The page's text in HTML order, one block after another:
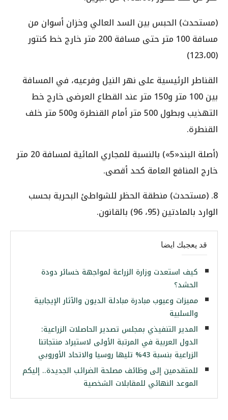
(مستحدث) الحبس بين السد العالي وخزان أسوان من
مسافة 100 متر حتى مسافة 200 متر خارج خط كنتور
(123،00)
القناطر الرئيسية على نهر النيل وفرعيه، في المسافة
بين 100 متر و150 متر عند القطاع العرضى خارج خط
التهذيب وبطول 500 متر أمام القنطرة و500 متر خلف
القنطرة.
(أصلة البند«5») بالنسبة للمجاري المائية لمسافة 20 متر
خارج المنافع العامة كحد أقصى.
8. (مستحدث) منطقة الحظر للشواطئ البحرية بحسب
الوارد بالمادتين (95، 96) بالقانون.
قد يعجبك ايضا
كيف استعدت وزارة الزراعة لمواجهة خسائر دودة
الحشد؟
مميزات وعيوب مبادرة مبادلة الديون والآثار الإيجابية
والسلبية
المدير التنفيذي بمجلس تصدير الحاصلات الزراعية:
الدول العربية في المرتبة الأولى لاستيراد منتجاتنا
الزراعية بنسبة 43% تليها روسيا والاتحاد الأوروبي
للمتقدمين إلى وظائف مصلحة الضرائب الجديدة.. إليكم
الموعد النهائي للمقابلات الشخصية